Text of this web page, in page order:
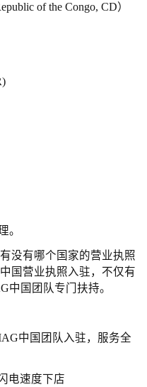
of the Congo, CD）
。
没有哪个国家的营业执照
国营业执照入驻，不仅有
中国团队专门扶持。
中国团队入驻，服务全
电速度下店